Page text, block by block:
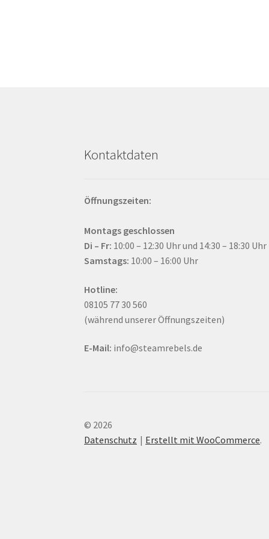
Kontaktdaten
Öffnungszeiten:
Montags geschlossen
Di – Fr: 10:00 – 12:30 Uhr und 14:30 – 18:30 Uhr
Samstags: 10:00 – 16:00 Uhr
Hotline:
08105 77 30 560
(während unserer Öffnungszeiten)
E-Mail: info@steamrebels.de
© 2026
Datenschutz
Erstellt mit WooCommerce.